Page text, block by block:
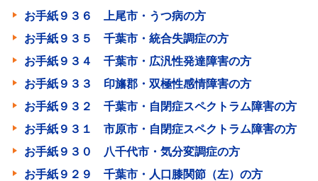
お手紙９３６ 上尾市・うつ病の方
お手紙９３５ 千葉市・統合失調症の方
お手紙９３４ 千葉市・広汎性発達障害の方
お手紙９３３ 印旛郡・双極性感情障害の方
お手紙９３２ 千葉市・自閉症スペクトラム障害の方
お手紙９３１ 市原市・自閉症スペクトラム障害の方
お手紙９３０ 八千代市・気分変調症の方
お手紙９２９ 千葉市・人口膝関節（左）の方